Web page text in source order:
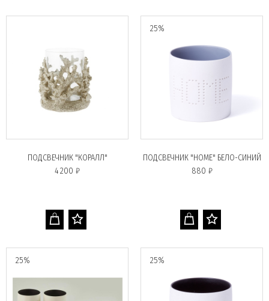
ПОДСВЕЧНИК "КОРАЛЛ"
4 200 ₽
25%
ПОДСВЕЧНИК "HOME" БЕЛО-СИНИЙ
880 ₽
25% 25%